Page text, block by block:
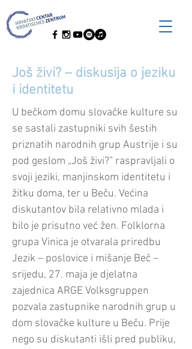
Još živi? – diskusija o jeziku
i identitetu
U bečkom domu slovačke kulture su
se sastali zastupniki svih šestih
priznatih narodnih grup Austrije i su
pod geslom „Još živi?” raspravljali o
svoji jeziki, manjinskom identitetu i
žitku doma, ter u Beču. Većina
diskutantov bila relativno mlada i
bilo je prisutno već žen. Folklorna
grupa Vinica je otvarala priredbu
Jezik – poslovice i mišanje Beč –
srijedu, 27. maja je djelatna
zajednica ARGE Volksgruppen
pozvala zastupnike narodnih grup u
dom slovačke kulture u Beču. Prije
nego su diskutanti išli pred publiku,